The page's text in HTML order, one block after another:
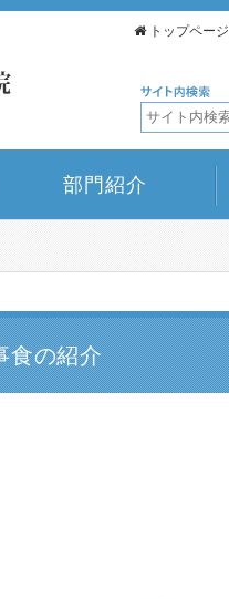
トップページ
部門紹介
食の紹介